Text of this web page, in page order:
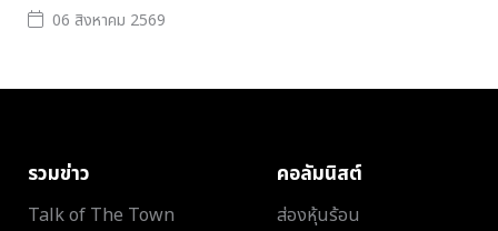
06 สิงหาคม 2569
รวมข่าว
Talk of The Town
คอลัมนิสต์
ส่องหุ้นร้อน